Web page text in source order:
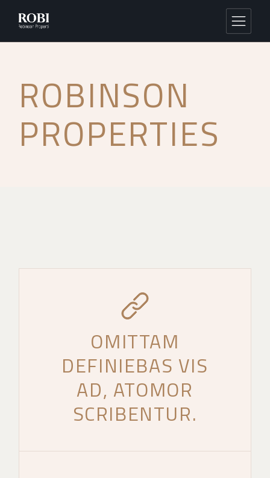
ROBINSON
PROPERTIES
OMITTAM
DEFINIEBAS VIS
AD, ATOMOR
SCRIBENTUR.